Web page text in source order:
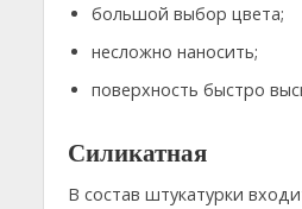
большой выбор цвета;
несложно наносить;
поверхность быстро
Силикатная
В состав штукатурки